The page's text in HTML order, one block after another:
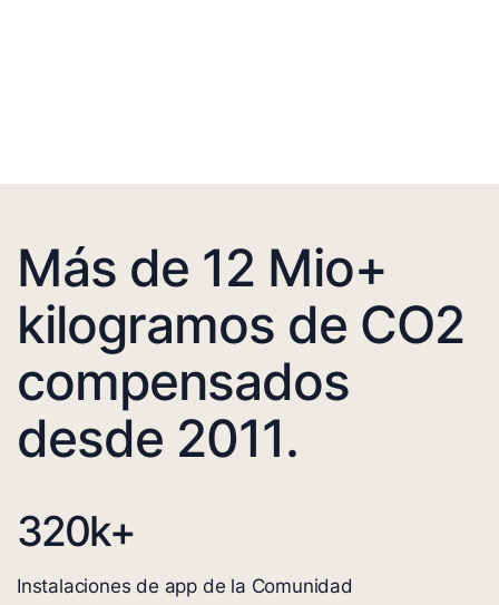
Más de 12 Mio+
kilogramos de CO2
compensados
desde 2011.
320k+
Instalaciones de app de la Comunidad